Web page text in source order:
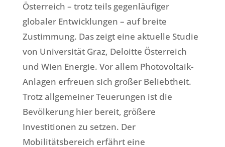
Österreich – trotz teils gegenläufiger
globaler Entwicklungen – auf breite
Zustimmung. Das zeigt eine aktuelle Studie
von Universität Graz, Deloitte Österreich
und Wien Energie. Vor allem Photovoltaik-
Anlagen erfreuen sich großer Beliebtheit.
Trotz allgemeiner Teuerungen ist die
Bevölkerung hier bereit, größere
Investitionen zu setzen. Der
Mobilitätsbereich erfährt eine